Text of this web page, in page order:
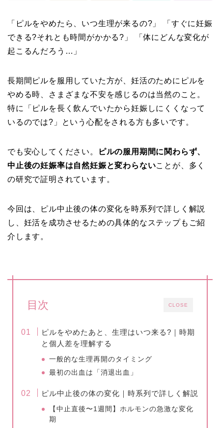
「ピルをやめたら、いつ生理が来るの?」 「すぐに妊娠
できる?それとも時間がかかる?」 「体にどんな変化が
起こるんだろう…」
長期間ピルを服用していた方が、妊活のためにピルを
やめる時、さまざまな不安を感じるのは当然のこと。
特に「ピルを長く飲んでいたから妊娠しにくくなって
いるのでは?」という心配をされる方も多いです。
でも安心してください。
ピルの服用期間に関わらず、
中止後の妊娠率は自然妊娠と変わらないことが、多く
の研究で証明されています。
今回は、ピル中止後の体の変化を時系列で詳しく解説
し、妊活を成功させるための具体的なステップもご紹
介します。
CLOSE
目次
ピルをやめたあと、生理はいつ来る?｜時期
と個人差を理解する
一般的な生理再開のタイミング
最初の出血は「消退出血」
ピル中止後の体の変化｜時系列で詳しく解説
【中止直後〜1週間】ホルモンの急激な変化
期